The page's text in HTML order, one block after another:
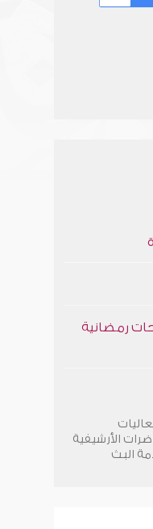
رمضانية
الأرشيفية
البث